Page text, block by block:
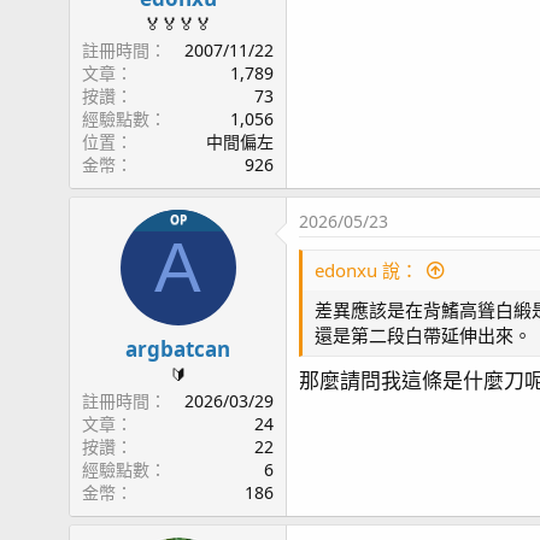
🏅🏅🏅🏅
註冊時間
2007/11/22
文章
1,789
按讚
73
經驗點數
1,056
位置
中間偏左
金幣
926
OP
A
argbatcan
🔰
註冊時間
2026/03/29
文章
24
按讚
22
經驗點數
6
金幣
186
2026/05/23
edonxu 說：
差異應該是在背鰭高聳白緞
還是第二段白帶延伸出來。
那麼請問我這條是什麼刀